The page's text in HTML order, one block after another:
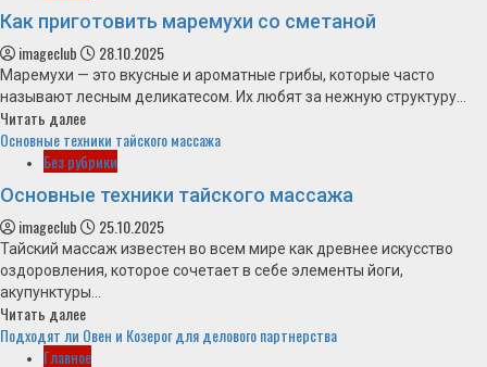
Как приготовить маремухи со сметаной
imageclub
28.10.2025
Маремухи — это вкусные и ароматные грибы, которые часто
называют лесным деликатесом. Их любят за нежную структуру...
Читать далее
Основные техники тайского массажа
Без рубрики
Основные техники тайского массажа
imageclub
25.10.2025
Тайский массаж известен во всем мире как древнее искусство
оздоровления, которое сочетает в себе элементы йоги,
акупунктуры...
Читать далее
Подходят ли Овен и Козерог для делового партнерства
Главное